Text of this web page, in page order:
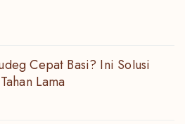
Cepat Basi? Ini Solusi
Lama